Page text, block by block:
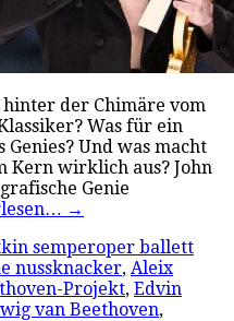
der Chimäre vom
Was für ein
Und was macht
Kern wirklich aus? John
Genie
→
semperoper ballett
nussknacker, Aleix
Projekt, Edvin
van Beethoven,